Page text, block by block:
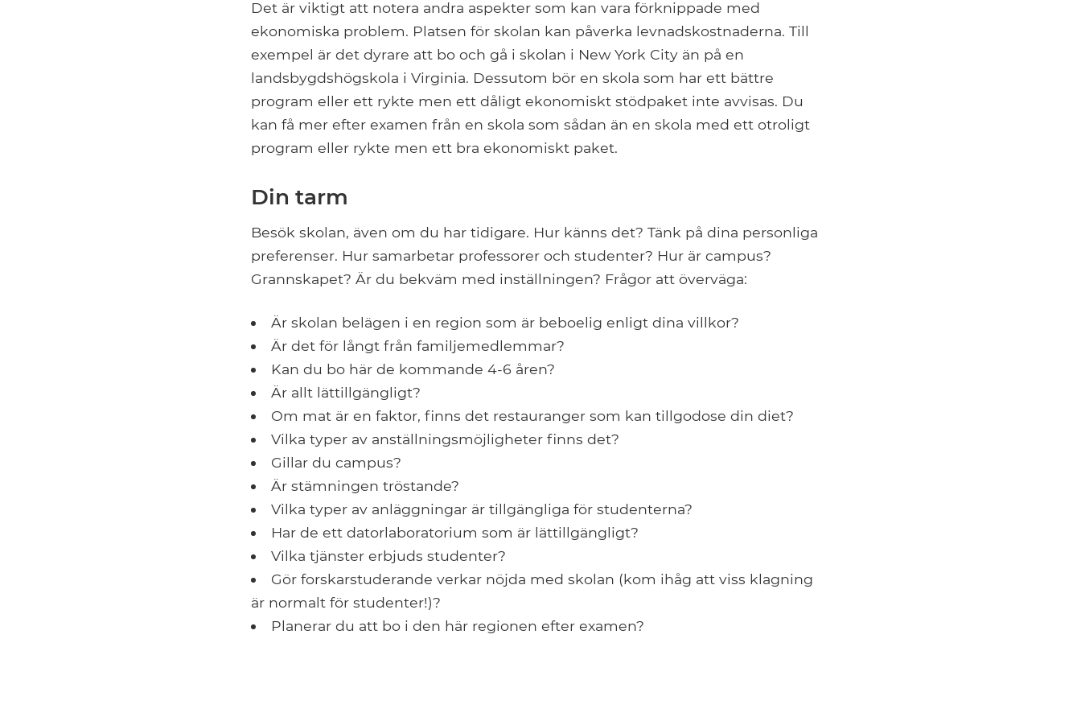
Det är viktigt att notera andra aspekter som kan vara förknippade med
ekonomiska problem. Platsen för skolan kan påverka levnadskostnaderna. Till
exempel är det dyrare att bo och gå i skolan i New York City än på en
landsbygdshögskola i Virginia. Dessutom bör en skola som har ett bättre
program eller ett rykte men ett dåligt ekonomiskt stödpaket inte avvisas. Du
kan få mer efter examen från en skola som sådan än en skola med ett otroligt
program eller rykte men ett bra ekonomiskt paket.
Din tarm
Besök skolan, även om du har tidigare. Hur känns det? Tänk på dina personliga
preferenser. Hur samarbetar professorer och studenter? Hur är campus?
Grannskapet? Är du bekväm med inställningen? Frågor att överväga:
Är skolan belägen i en region som är beboelig enligt dina villkor?
Är det för långt från familjemedlemmar?
Kan du bo här de kommande 4-6 åren?
Är allt lättillgängligt?
Om mat är en faktor, finns det restauranger som kan tillgodose din diet?
Vilka typer av anställningsmöjligheter finns det?
Gillar du campus?
Är stämningen tröstande?
Vilka typer av anläggningar är tillgängliga för studenterna?
Har de ett datorlaboratorium som är lättillgängligt?
Vilka tjänster erbjuds studenter?
Gör forskarstuderande verkar nöjda med skolan (kom ihåg att viss klagning
är normalt för studenter!)?
Planerar du att bo i den här regionen efter examen?